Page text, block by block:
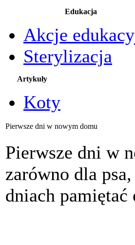
Edukacja
Akcje
Sterylizacja
Artykuły
Koty
Pierwsze dni w nowym domu
Pierwsze dni w
zarówno dla
dniach